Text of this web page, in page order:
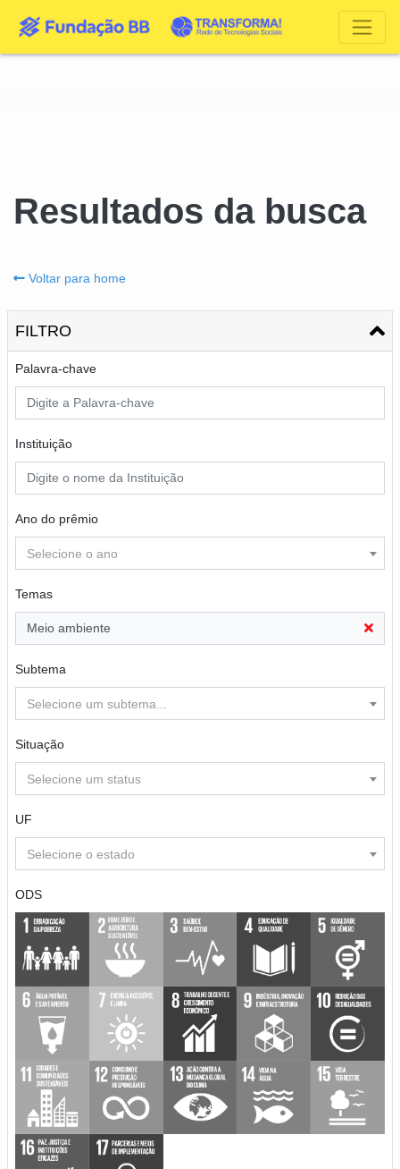
Resultados da busca
Voltar para home
FILTRO
Palavra-chave
Instituição
Ano do prêmio
Selecione o ano
Temas
Meio ambiente
Subtema
Selecione um subtema...
Situação
Selecione um status
UF
Selecione o estado
ODS